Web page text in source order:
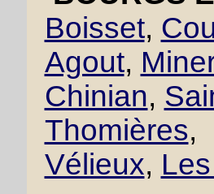
Boisset,
Agout,
Chinian,
Thomières,
Vélieux,